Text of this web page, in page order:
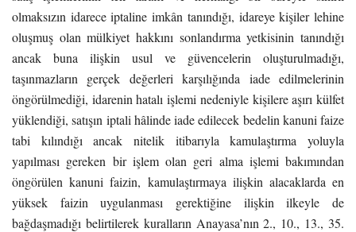
olmaksızın idarece iptaline imkân tanındığı, idareye kişiler lehine
oluşmuş olan mülkiyet hakkını sonlandırma yetkisinin tanındığı
ancak buna ilişkin usul ve güvencelerin oluşturulmadığı,
taşınmazların gerçek değerleri karşılığında iade edilmelerinin
öngörülmediği, idarenin hatalı işlemi nedeniyle kişilere aşırı külfet
yüklendiği, satışın iptali hâlinde iade edilecek bedelin kanuni faize
tabi kılındığı ancak nitelik itibarıyla kamulaştırma yoluyla
yapılması gereken bir işlem olan geri alma işlemi bakımından
öngörülen kanuni faizin, kamulaştırmaya ilişkin alacaklarda en
yüksek faizin uygulanması gerektiğine ilişkin ilkeyle de
bağdaşmadığı belirtilerek kuralların Anayasa’nın 2., 10., 13., 35.